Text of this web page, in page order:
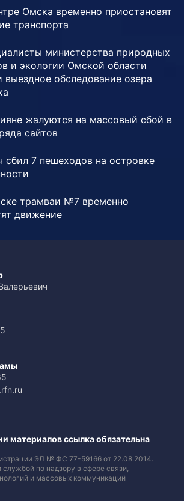
Омска временно приостановят
транспорта
министерства природных
и экологии Омской области
выездное обследование озера
жалуются на массовый сбой в
сайтов
сбил 7 пешеходов на островке
трамваи №7 временно
движение
материалов ссылка обязательна
ЭЛ № ФС 77-59166 от 22.08.2014.
по надзору в сфере связи,
и массовых коммуникаций